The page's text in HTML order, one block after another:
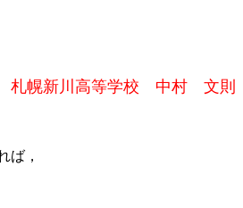
札幌新川高等学校 中村 文則
ば，